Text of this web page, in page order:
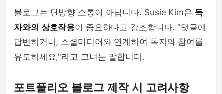
블로그는 단방향 소통이 아닙니다. Susie Kim은 독
자와의 상호작용이 중요하다고 강조합니다. "댓글에
답변하거나, 소셜미디어와 연계하여 독자의 참여를
유도하세요,"라고 그녀는 말합니다.
포트폴리오 블로그 제작 시 고려사항